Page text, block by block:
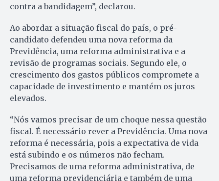
contra a bandidagem”, declarou.
Ao abordar a situação fiscal do país, o pré-
candidato defendeu uma nova reforma da
Previdência, uma reforma administrativa e a
revisão de programas sociais. Segundo ele, o
crescimento dos gastos públicos compromete a
capacidade de investimento e mantém os juros
elevados.
“Nós vamos precisar de um choque nessa questão
fiscal. É necessário rever a Previdência. Uma nova
reforma é necessária, pois a expectativa de vida
está subindo e os números não fecham.
Precisamos de uma reforma administrativa, de
uma reforma previdenciária e também de uma